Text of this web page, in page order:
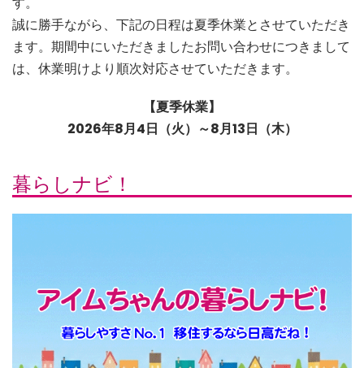
誠に勝手ながら、下記の日程は夏季休業とさせていただき
ます。期間中にいただきましたお問い合わせにつきまして
は、休業明けより順次対応させていただきます。
【夏季休業】
2026年8月4日（火）～8月13日（木）
暮らしナビ！